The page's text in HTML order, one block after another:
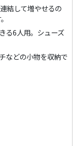
結して増やせるの
る6人用。シューズ
などの小物を収納で